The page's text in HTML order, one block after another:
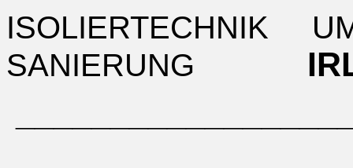
ISOLIERTECHNIK
SANIERUNG